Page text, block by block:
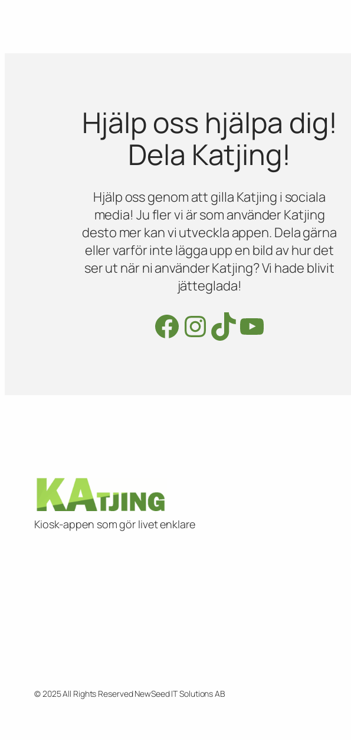
Hjälp oss hjälpa dig!
Dela Katjing!
Hjälp oss genom att gilla Katjing i sociala
media! Ju fler vi är som använder Katjing
desto mer kan vi utveckla appen. Dela gärna
eller varför inte lägga upp en bild av hur det
ser ut när ni använder Katjing? Vi hade blivit
jätteglada!
Facebook InstagramTikTok YouTube
Kiosk-appen som gör livet enklare
© 2025 All Rights Reserved NewSeed IT Solutions AB